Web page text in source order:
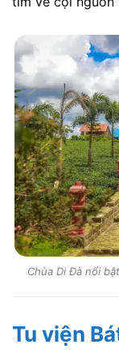
Chùa Di Đà nổi
Tu viện